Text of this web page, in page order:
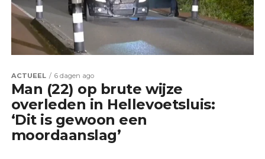
ACTUEEL 6 dagen ago
Man (22) op brute wijze
overleden in Hellevoetsluis:
‘Dit is gewoon een
moordaanslag’